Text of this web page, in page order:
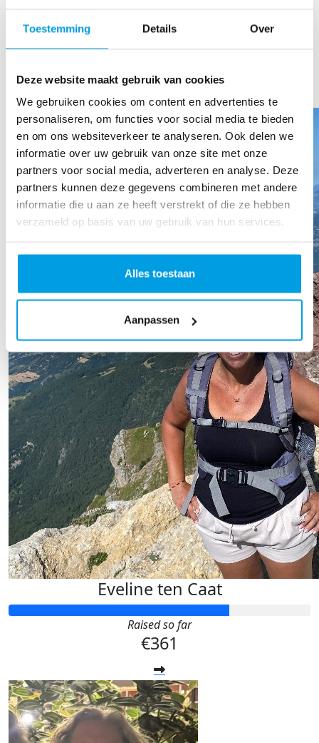
Toestemming Details Over
Deze website maakt gebruik van cookies
We gebruiken cookies om content en advertenties te
personaliseren, om functies voor social media te bieden
en om ons websiteverkeer te analyseren. Ook delen we
informatie over uw gebruik van onze site met onze
partners voor social media, adverteren en analyse. Deze
partners kunnen deze gegevens combineren met andere
informatie die u aan ze heeft verstrekt of die ze hebben
verzameld op basis van uw gebruik van hun services.
Alles toestaan
Aanpassen
Top dat jullie dit doen! Veel succes💪
Ons team
Eveline ten Caat
Raised so far
€361